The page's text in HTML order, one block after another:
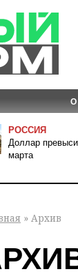
О
РОССИЯ
Доллар
марта
» Архив